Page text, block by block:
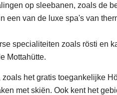
op sleebanen, zoals de
een van de luxe spa's van
specialiteiten zoals rösti en
Mottahütte.
het gratis toegankelijke
met skiën. Ook kent het